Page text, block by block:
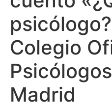
Colegio
Madrid